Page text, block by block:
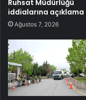
Ruhsat Müdürlüğü
iddialarına açıklama
Ağustos 7, 2026